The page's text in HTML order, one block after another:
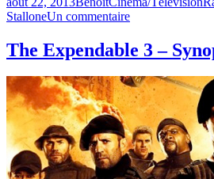
le
StalloneUn commentairesur
retour
petit
écran
The Expendable 3 –